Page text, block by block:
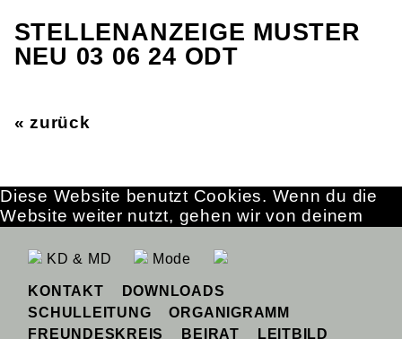
STELLENANZEIGE MUSTER
NEU 03 06 24 ODT
« zurück
KD & MD Mode
KONTAKT
DOWNLOADS
SCHULLEITUNG
ORGANIGRAMM
FREUNDESKREIS
BEIRAT LEITBILD
Diese Website benutzt Cookies. Wenn du die
Website weiter nutzt, gehen wir von deinem